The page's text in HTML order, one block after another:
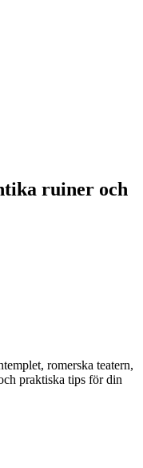
ruiner och
romerska teatern,
praktiska tips för din